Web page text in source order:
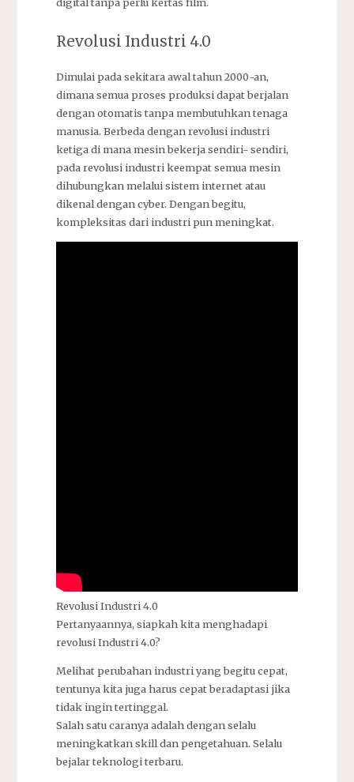
digital tanpa perlu kertas film.
Revolusi Industri 4.0
Dimulai pada sekitara awal tahun 2000-an,
dimana semua proses produksi dapat berjalan
dengan otomatis tanpa membutuhkan tenaga
manusia. Berbeda dengan revolusi industri
ketiga di mana mesin bekerja sendiri- sendiri,
pada revolusi industri keempat semua mesin
dihubungkan melalui sistem internet atau
dikenal dengan cyber. Dengan begitu,
kompleksitas dari industri pun meningkat.
Revolusi Industri 4.0
Pertanyaannya, siapkah kita menghadapi
revolusi Industri 4.0?
Melihat perubahan industri yang begitu cepat,
tentunya kita juga harus cepat beradaptasi jika
tidak ingin tertinggal.
Salah satu caranya adalah dengan selalu
meningkatkan skill dan pengetahuan. Selalu
bejalar teknologi terbaru.